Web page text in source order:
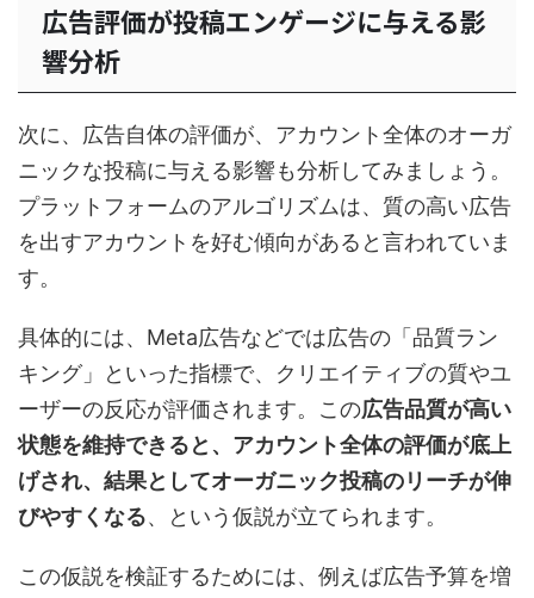
広告評価が投稿エンゲージに与える影
響分析
次に、広告自体の評価が、アカウント全体のオーガ
ニックな投稿に与える影響も分析してみましょう。
プラットフォームのアルゴリズムは、質の高い広告
を出すアカウントを好む傾向があると言われていま
す。
具体的には、Meta広告などでは広告の「品質ラン
キング」といった指標で、クリエイティブの質やユ
ーザーの反応が評価されます。この広告品質が高い
状態を維持できると、アカウント全体の評価が底上
げされ、結果としてオーガニック投稿のリーチが伸
びやすくなる、という仮説が立てられます。
この仮説を検証するためには、例えば広告予算を増